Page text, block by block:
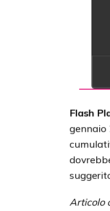
Flash
gennaio
Articolo